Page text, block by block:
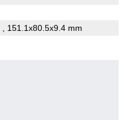
, 151.1x80.5x9.4 mm